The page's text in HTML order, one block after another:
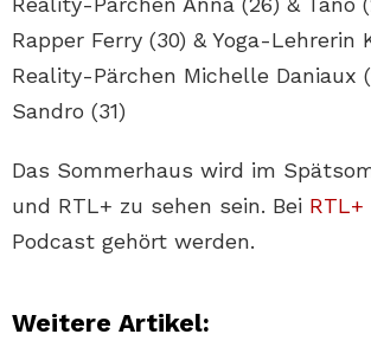
Rapper Ferry (30) & Yoga-Lehrerin
Reality-Pärchen Michelle Daniaux
Sandro (31)
Das Sommerhaus wird im
und RTL+ zu sehen sein. Bei RTL+
Podcast gehört werden.
Weitere Artikel: